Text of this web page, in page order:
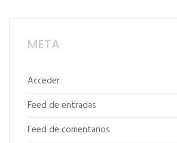
META
Acceder
Feed de entradas
Feed de comentarios